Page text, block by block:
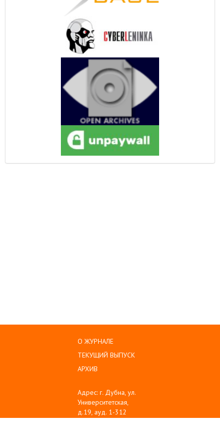
О ЖУРНАЛЕ
ТЕКУЩИЙ ВЫПУСК
АРХИВ
Адрес: г. Дубна, ул.
Университетская,
д.19, ауд. 1-312